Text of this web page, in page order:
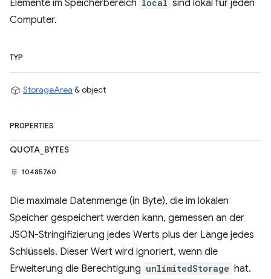
Elemente im Speicherbereich local sind lokal für jeden
Computer.
TYP
StorageArea & object
PROPERTIES
QUOTA_BYTES
10485760
Die maximale Datenmenge (in Byte), die im lokalen
Speicher gespeichert werden kann, gemessen an der
JSON-Stringifizierung jedes Werts plus der Länge jedes
Schlüssels. Dieser Wert wird ignoriert, wenn die
Erweiterung die Berechtigung unlimitedStorage hat.